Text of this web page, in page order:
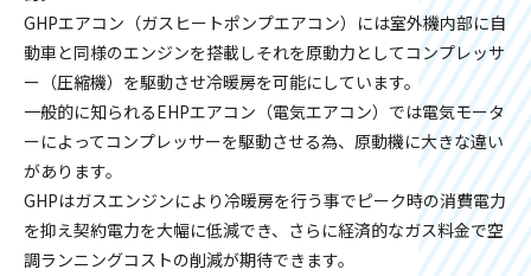
GHPエアコン（ガスヒートポンプエアコン）には室外機内部に自
動車と同様のエンジンを搭載しそれを原動力としてコンプレッサ
ー（圧縮機）を駆動させ冷暖房を可能にしています。
一般的に知られるEHPエアコン（電気エアコン）では電気モータ
ーによってコンプレッサーを駆動させる為、原動機に大きな違い
があります。
GHPはガスエンジンにより冷暖房を行う事でピーク時の消費電力
を抑え契約電力を大幅に低減でき、さらに経済的なガス料金で空
調ランニングコストの削減が期待できます。